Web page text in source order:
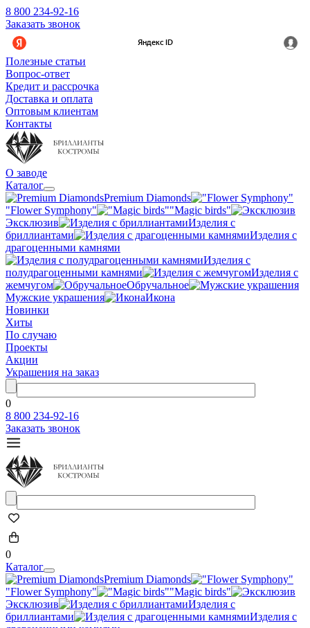
8 800 234-92-16
Заказать звонок
Полезные статьи
Вопрос-ответ
Кредит и рассрочка
Доставка и оплата
Оптовым клиентам
Контакты
О заводе
Каталог
Premium Diamonds
"Flower Symphony"
"Magic birds"
Эксклюзив
Изделия с
бриллиантами
Изделия с
драгоценными камнями
Изделия с
полудрагоценными камнями
Изделия с
жемчугом
Обручальное
Мужские украшения
Икона
Новинки
Хиты
По случаю
Проекты
Акции
Украшения на заказ
0
8 800 234-92-16
Заказать звонок
0
Каталог
Premium Diamonds
"Flower Symphony"
"Magic birds"
Эксклюзив
Изделия с
бриллиантами
Изделия с